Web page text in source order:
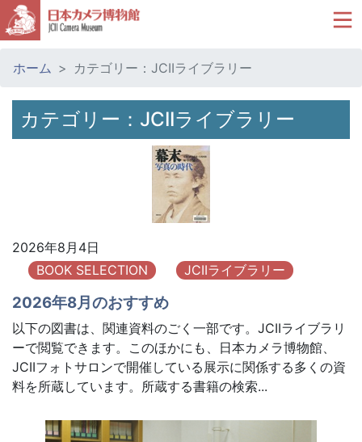
ホーム カテゴリー：JCIIライブラリー
カテゴリー：JCIIライブラリー
2026年8月4日
BOOK SELECTION
JCIIライブラリー
2026年8月のおすすめ
以下の図書は、関連資料のごく一部です。JCIIライブラリ
ーで閲覧できます。このほかにも、日本カメラ博物館、
JCIIフォトサロンで開催している展示に関係する多くの資
料を所蔵しています。所蔵する書籍の検索...